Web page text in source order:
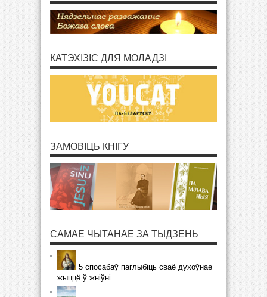
КАТЭХІЗІС ДЛЯ МОЛАДЗІ
ЗАМОВІЦЬ КНІГУ
САМАЕ ЧЫТАНАЕ ЗА ТЫДЗЕНЬ
5 спосабаў паглыбіць сваё духоўнае
жыццё ў жніўні